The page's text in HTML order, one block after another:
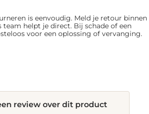
is eenvoudig. Meld je retour binnen
team helpt je direct. Bij schade of een
voor een oplossing of vervanging.
review over dit product